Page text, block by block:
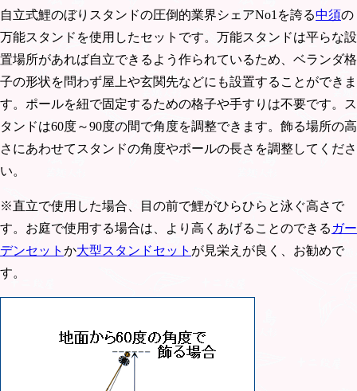
自立式鯉のぼりスタンドの圧倒的業界シェアNo1を誇る中須の
万能スタンドを使用したセットです。万能スタンドは平らな設
置場所があれば自立できるよう作られているため、ベランダ格
子の形状を問わず屋上や玄関先などにも設置することができま
す。ポールを紐で固定するための格子や手すりは不要です。ス
タンドは60度～90度の間で角度を調整できます。飾る場所の高
さにあわせてスタンドの角度やポールの長さを調整してくださ
い。
※直立で使用した場合、目の前で鯉がひらひらと泳ぐ高さで
す。お庭で使用する場合は、より高くあげることのできる ガー
デンセット か大型スタンドセット が見栄えが良く、お勧めで
す。